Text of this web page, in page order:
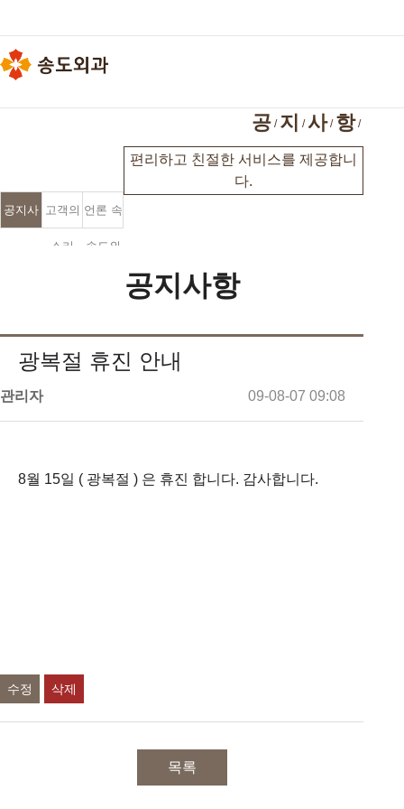
공 지 사 항
편리하고 친절한 서비스를 제공합니
다.
공지사 고객의
소리
언론 속
송도외
공지사항
광복절 휴진 안내
관리자 09-08-07 09:08
8월 15일 ( 광복절 ) 은 휴진 합니다. 감사합니다.
수정 삭제
목록